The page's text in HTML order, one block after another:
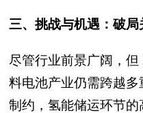
三、挑战与机遇：破
尽管行业前景广阔，但
料电池产业仍需跨越
制约，氢能储运环节